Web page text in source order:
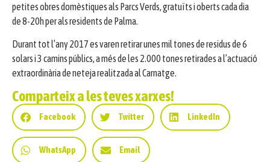
petites obres domèstiques als Parcs Verds, gratuïts i oberts cada dia
de 8-20h per als residents de Palma.
Durant tot l’any 2017 es varen retirar unes mil tones de residus de 6
solars i 3 camins públics, a més de les 2.000 tones retirades a l’actuació
extraordinària de neteja realitzada al Carnatge.
Comparteix a les teves xarxes!
Facebook Twitter LinkedIn
WhatsApp Email